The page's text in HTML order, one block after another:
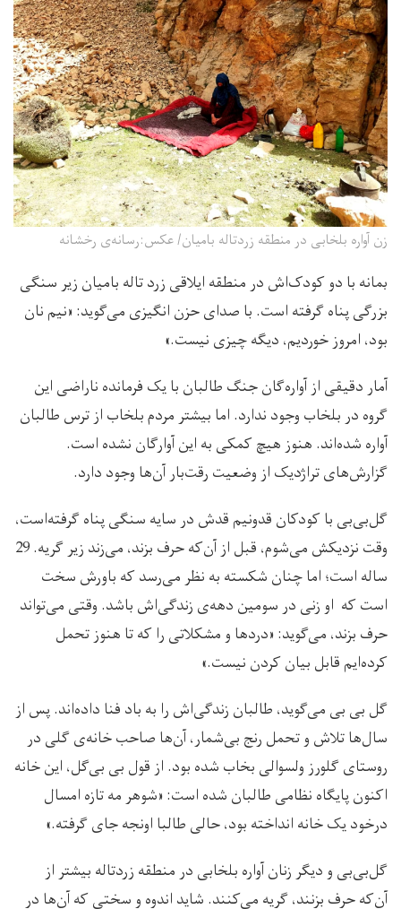
زن آواره بلخابی در منطقه زردتاله بامیان/ عکس:رسانه‌ی رخشانه
بمانه با دو کودک‌اش در منطقه ایلاقی زرد تاله بامیان زیر سنگی
بزرگی پناه گرفته است. با صدای حزن انگیزی می‌گوید: «نیم نان
بود، امروز خوردیم، دیگه چیزی نیست.»
آمار دقیقی از آواره‌گان جنگ طالبان با یک فرمانده ناراضی این
گروه در بلخاب وجود ندارد. اما بیشتر مردم بلخاب از ترس طالبان
آواره شده‌اند. هنوز هیچ کمکی به این آوارگان نشده است.
گزارش‌های تراژدیک از وضعیت رقت‌بار آن‌ها وجود دارد.
گل‌بی‌بی با کودکان قدونیم قدش در سایه سنگی پناه گرفته‌است،
وقت نزدیکش می‌شوم، قبل از آن‌که حرف بزند، می‌زند زیر گریه. 29
ساله است؛ اما چنان شکسته به نظر می‌رسد که باورش سخت
است که او زنی در سومین دهه‌ی زندگی‌اش باشد. وقتی می‌تواند
حرف بزند، می‌گوید: «درد‌ها و مشکلاتی را که تا هنوز تحمل
کرده‌ایم قابل بیان کردن نیست.»
گل بی بی می‌گوید، طالبان زندگی‌اش را به باد فنا داده‌اند. پس از
سال‌ها تلاش و تحمل رنج بی‌شمار، آن‌ها صاحب خانه‌ی گلی در
روستای گلورز ولسوالی بخاب شده بود. از قول بی بی‌گل، این خانه
اکنون پایگاه نظامی طالبان شده است: «شوهر مه تازه امسال
درخود یک خانه انداخته بود، حالی طالبا اونجه جای گرفته.»
گل‌بی‌بی و دیگر زنان آواره بلخابی در منطقه زردتاله بیشتر از
آن‌که حرف بزنند، گریه می‌کنند. شاید اندوه و سختی که آن‌ها در